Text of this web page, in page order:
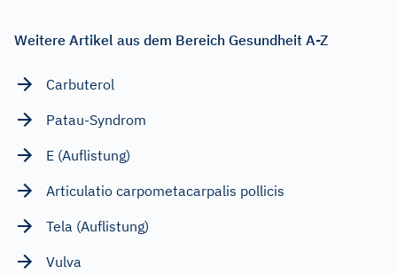
Weitere Artikel aus dem Bereich Gesundheit A-Z
Carbuterol
Patau-Syndrom
E (Auflistung)
Articulatio carpometacarpalis pollicis
Tela (Auflistung)
Vulva